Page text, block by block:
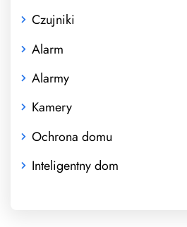
Czujniki
Alarm
Alarmy
Kamery
Ochrona domu
Inteligentny dom